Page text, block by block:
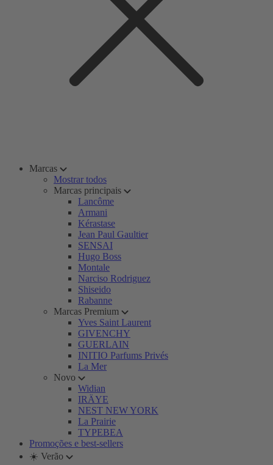
Marcas
Mostrar todos
Marcas principais
Lancôme
Armani
Kérastase
Jean Paul Gaultier
SENSAI
Hugo Boss
Montale
Narciso Rodriguez
Shiseido
Rabanne
Marcas Premium
Yves Saint Laurent
GIVENCHY
GUERLAIN
INITIO Parfums Privés
La Mer
Novo
Widian
IRÄYE
NEST NEW YORK
La Prairie
TYPEBEA
Promoções e best-sellers
☀️ Verão